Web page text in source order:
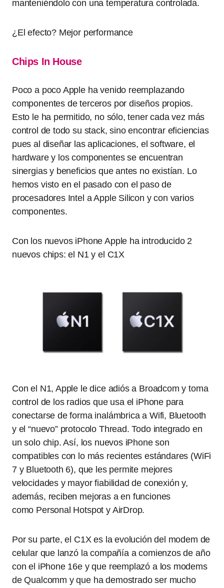
manteniéndolo con una temperatura controlada.
¿El efecto? Mejor performance
Chips In House
Poco a poco Apple ha venido reemplazando
componentes de terceros por diseños propios.
Esto le ha permitido, no sólo, tener cada vez más
control de todo su stack, sino encontrar eficiencias
pues al diseñar las aplicaciones, el software, el
hardware y los componentes se encuentran
sinergias y beneficios que antes no existían. Lo
hemos visto en el pasado con el paso de
procesadores Intel a Apple Silicon y con varios
componentes.
Con los nuevos iPhone Apple ha introducido 2
nuevos chips: el N1 y el C1X
Con el N1, Apple le dice adiós a Broadcom y toma
control de los radios que usa el iPhone para
conectarse de forma inalámbrica a Wifi, Bluetooth
y el “nuevo” protocolo Thread. Todo integrado en
un solo chip. Así, los nuevos iPhone son
compatibles con lo más recientes estándares (WiFi
7 y Bluetooth 6), que les permite mejores
velocidades y mayor fiabilidad de conexión y,
además, reciben mejoras a en funciones
como Personal Hotspot y AirDrop.
Por su parte, el C1X es la evolución del modem de
celular que lanzó la compañía a comienzos de año
con el iPhone 16e y que reemplazó a los modems
de Qualcomm y que ha demostrado ser mucho